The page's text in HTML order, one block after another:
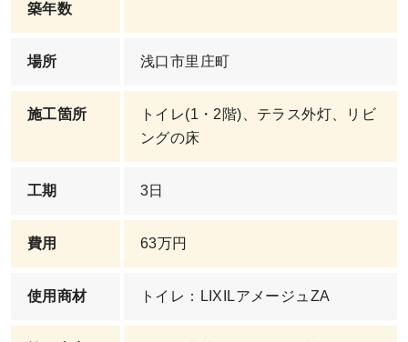
築年数
場所 浅口市里庄町
施工箇所
トイレ(1・2階)、テラス外灯、リビ
ングの床
工期 3日
費用 63万円
使用商材 トイレ：LIXILアメージュZA